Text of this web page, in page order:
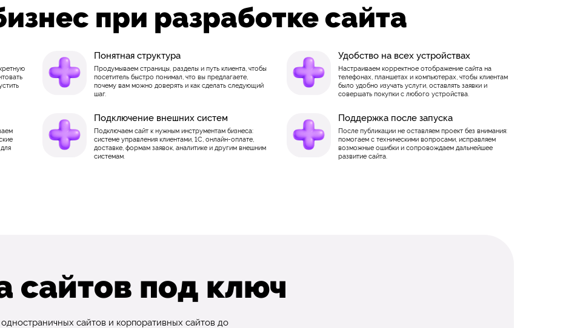
при разработке сайта
Понятная структура
Продумываем страницы, разделы и путь клиента, чтобы
посетитель быстро понимал, что вы предлагаете,
почему вам можно доверять и как сделать следующий
шаг.
Удобство на всех устройствах
Настраиваем корректное отображение сайта на
телефонах, планшетах и компьютерах, чтобы клиентам
было удобно изучать услуги, оставлять заявки и
совершать покупки с любого устройства.
Подключение внешних систем
Подключаем сайт к нужным инструментам бизнеса:
системе управления клиентами, 1С, онлайн-оплате,
доставке, формам заявок, аналитике и другим внешним
системам.
Поддержка после запуска
После публикации не оставляем проект без внимания:
помогаем с техническими вопросами, исправляем
возможные ошибки и сопровождаем дальнейшее
развитие сайта.
сайтов под ключ
сайтов и корпоративных сайтов до